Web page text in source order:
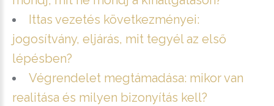
Ittas vezetés következményei:
jogosítvány, eljárás, mit tegyél az első
lépésben?
Végrendelet megtámadása: mikor van
realitása és milyen bizonyítás kell?